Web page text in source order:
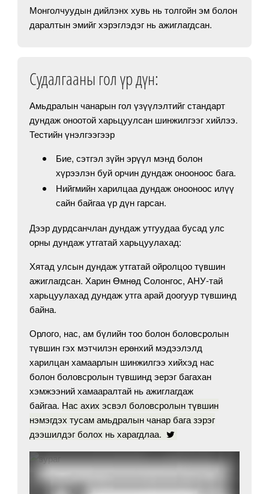
Монголчуудын дийлэнх хувь нь толгойн эм болон
даралтын эмийг хэрэглэдэг нь ажиглагдсан.
Судалгааны гол үр дүн:
Амьдралын чанарын гол үзүүлэлтийг стандарт
дундаж оноотой харьцуулсан шинжилгээг хийлээ.
Тестийн үнэлгээгээр
Бие, сэтгэл зүйн эрүүл мэнд болон
хүрээлэн буй орчин дундаж онооноос бага.
Нийгмийн харилцаа дундаж онооноос илүү
сайн байгаа үр дүн гарсан.
Дээр дурдсанчлан дундаж утгуудаа бусад улс
орны дундаж утгатай харьцуулахад:
Хятад улсын дундаж утгатай ойролцоо түвшин
ажиглагдсан. Харин Өмнөд Солонгос, АНУ-тай
харьцуулахад дундаж утга арай доогуур түвшинд
байна.
Орлого, нас, ам бүлийн тоо болон боловсролын
түвшин гэх мэтчилэн ерөнхий мэдээлэлд
харилцан хамаарлын шинжилгээ хийхэд нас
болон боловсролын түвшинд эерэг багахан
хэмжээний хамааралтай нь ажиглагдаж
байгаа. Нас ахих эсвэл боловсролын түвшин
нэмэгдэх тусам амьдралын чанар бага зэрэг
дээшилдэг болох нь харагдлаа.